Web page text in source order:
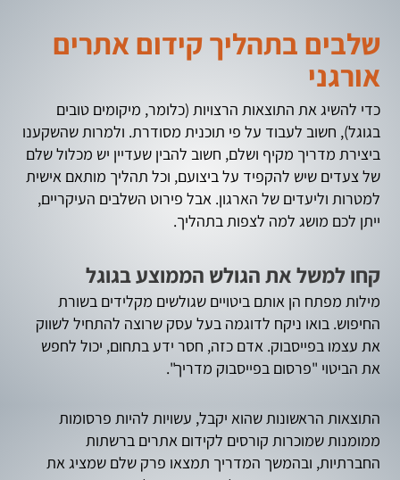
שלבים בתהליך קידום אתרים
אורגני
כדי להשיג את התוצאות הרצויות (כלומר, מיקומים טובים
בגוגל), חשוב לעבוד על פי תוכנית מסודרת. ולמרות שהשקענו
ביצירת מדריך מקיף ושלם, חשוב להבין שעדיין יש מכלול שלם
של צעדים שיש להקפיד על ביצועם, וכל תהליך מותאם אישית
למטרות וליעדים של הארגון. אבל פירוט השלבים העיקריים,
ייתן לכם מושג למה לצפות בתהליך.
קחו למשל את הגולש הממוצע בגוגל
מילות מפתח הן אותם ביטויים שגולשים מקלידים בשורת
החיפוש. בואו ניקח לדוגמה בעל עסק שרוצה להתחיל לשווק
את עצמו בפייסבוק. אדם כזה, חסר ידע בתחום, יכול לחפש
את הביטוי "פרסום בפייסבוק מדריך".
התוצאות הראשונות שהוא יקבל, עשויות להיות פרסומות
ממומנות שמוכרות קורסים לקידום אתרים ברשתות
החברתיות, ובהמשך המדריך תמצאו פרק שלם שמציג את